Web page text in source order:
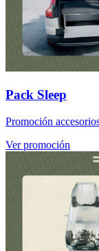
Pack Sleep
Promoción
Ver promoción